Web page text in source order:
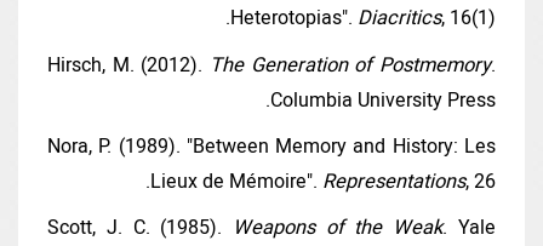
Heterotopias". Diacritics, 16(1).
Hirsch, M. (2012). The Generation of Postmemory.
Columbia University Press.
Nora, P. (1989). "Between Memory and History: Les
Lieux de Mémoire". Representations, 26.
Scott, J. C. (1985). Weapons of the Weak. Yale